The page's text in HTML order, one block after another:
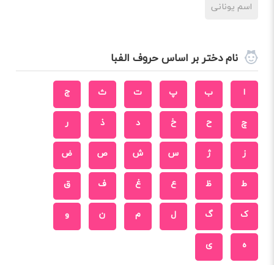
اسم یونانی
نام دختر بر اساس حروف الفبا
ا ب پ ت ث ج
چ ح خ د ذ ر
ز ژ س ش ص ض
ط ظ ع غ ف ق
ک گ ل م ن و
ه ی